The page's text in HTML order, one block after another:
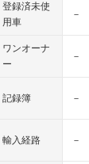
登録済未使
用車
－
ワンオーナ
ー
－
記録簿 －
輸入経路 －